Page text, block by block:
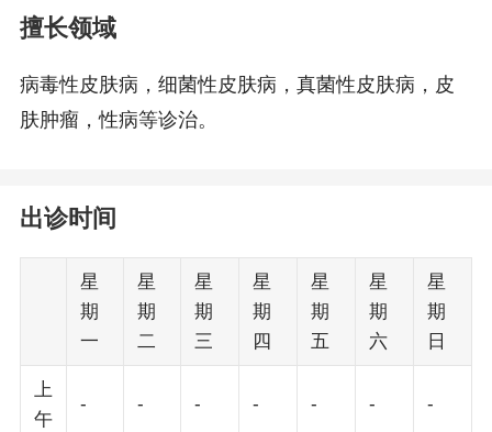
擅长领域
病毒性皮肤病，细菌性皮肤病，真菌性皮肤病，皮
肤肿瘤，性病等诊治。
出诊时间
星
期
一
星
期
二
星
期
三
星
期
四
星
期
五
星
期
六
星
期
日
上
午
- - - - - - -